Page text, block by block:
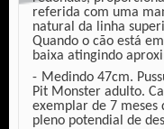
referida com uma
natural da linha
Quando o cão está
baixa atingindo
Medindo 47cm.
Pit Monster adulto.
exemplar de 7 meses
pleno potendial de